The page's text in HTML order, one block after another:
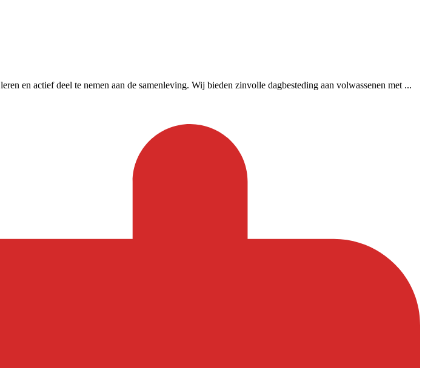
en actief deel te nemen aan de samenleving. Wij bieden zinvolle dagbesteding aan volwassenen met ...